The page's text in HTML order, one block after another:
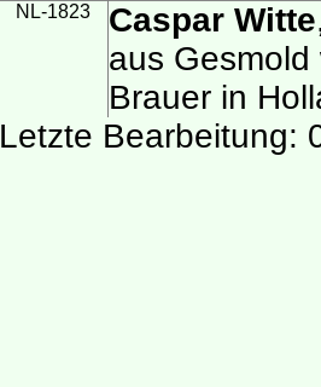
NL-1823 Caspar Witte
aus
Brauer in
Letzte Bearbeitung: